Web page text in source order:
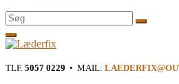
Søg
efter:
Læderfix
TLF. 5057 0229 • MAIL: